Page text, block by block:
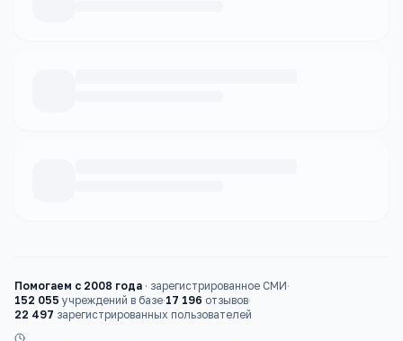
Помогаем с 2008 года · зарегистрированное СМИ·
152 055 учреждений в базе·17 196 отзывов·
22 497 зарегистрированных пользователей